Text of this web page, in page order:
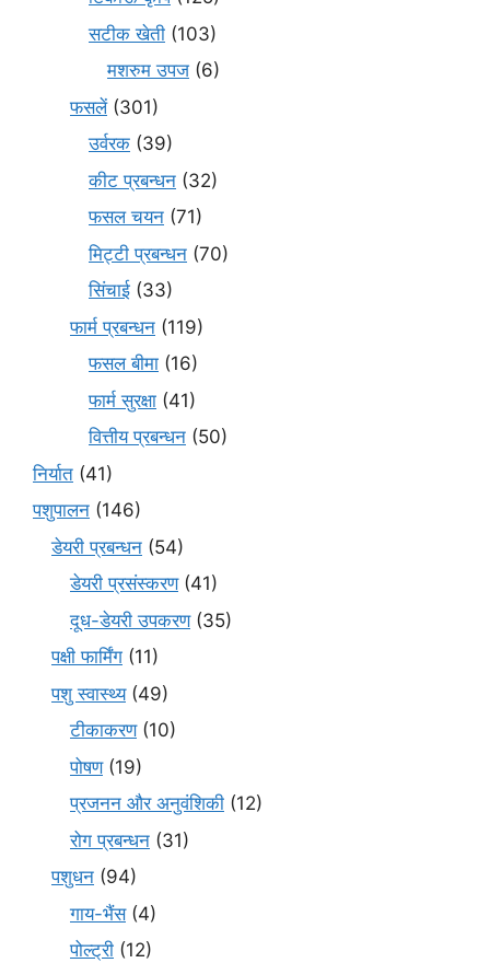
सटीक खेती (103)
मशरुम उपज (6)
फसलें(301)
उर्वरक (39)
कीट प्रबन्धन (32)
फसल चयन (71)
मि‌ट्टी प्रबन्धन (70)
सिंचाई (33)
फार्म प्रबन्धन (119)
फसल बीमा (16)
फार्म सुरक्षा (41)
वित्तीय प्रबन्धन (50)
निर्यात (41)
पशुपालन (146)
डेयरी प्रबन्धन (54)
डेयरी प्रसंस्करण(41)
दूध-डेयरी उपकरण(35)
पक्षी फार्मिंग (11)
पशु स्वास्थ्य(49)
टीकाकरण(10)
पोषण(19)
प्रजनन और अनुवंशिकी (12)
रोग प्रबन्धन (31)
पशुधन (94)
गाय-भैंस(4)
पोल्ट्री (12)